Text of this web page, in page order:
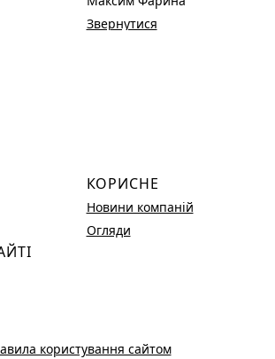
Звернутися
КОРИСНЕ
Новини компаній
Огляди
користування сайтом